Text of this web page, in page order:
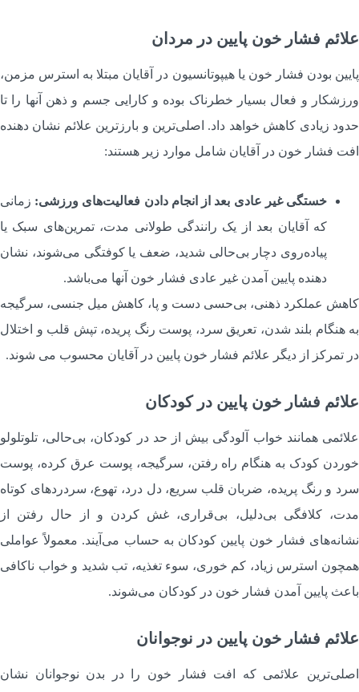
فشار خون پایین در مردان
بودن فشار خون یا هیپوتانسیون در آقایان مبتلا به استرس مزمن،
و فعال بسیار خطرناک بوده و کارایی جسم و ذهن آنها را تا
زیادی کاهش خواهد داد. اصلی‌ترین و بارزترین علائم نشان دهنده
فشار خون در آقایان شامل موارد زیر هستند:
خستگی غیر عادی بعد از انجام دادن فعالیت‌های ورزشی:زمانی
که آقایان بعد از یک رانندگی طولانی مدت، تمرین‌های سبک یا
پیاده‌روی دچار بی‌حالی شدید، ضعف یا کوفتگی می‌شوند، نشان
دهنده پایین آمدن غیر عادی فشار خون آنها می‌باشد.
عملکرد ذهنی، بی‌حسی دست و پا، کاهش میل جنسی، سرگیجه
هنگام بلند شدن، تعریق سرد، پوست رنگ پریده، تپش قلب و اختلال
تمرکز از دیگر علائم فشار خون پایین در آقایان محسوب می شوند.
فشار خون پایین در کودکان
همانند خواب آلودگی بیش از حد در کودکان، بی‌حالی، تلوتلولو
کودک به هنگام راه رفتن، سرگیجه، پوست عرق کرده، پوست
و رنگ پریده، ضربان قلب سریع، دل درد، تهوع، سردردهای کوتاه
کلافگی بی‌دلیل، بی‌قراری، غش کردن و از حال رفتن از
فشار خون پایین کودکان به حساب می‌آیند. معمولاً عواملی
استرس زیاد، کم خوری، سوء تغذیه، تب شدید و خواب ناکافی
پایین آمدن فشار خون در کودکان می‌شوند.
فشار خون پایین در نوجوانان
علائمی که افت فشار خون را در بدن نوجوانان نشان